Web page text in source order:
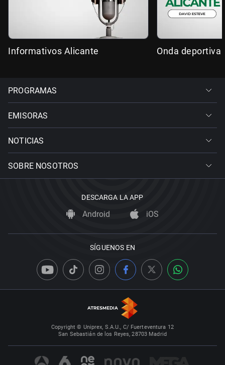
Informativos Alicante Onda deportiva
PROGRAMAS
EMISORAS
NOTICIAS
SOBRE NOSOTROS
DESCARGA LA APP
Android iOS
SÍGUENOS EN
Copyright © Uniprex, S.A.U., C/ Fuerteventura 12
San Sebastián de los Reyes, 28703 Madrid